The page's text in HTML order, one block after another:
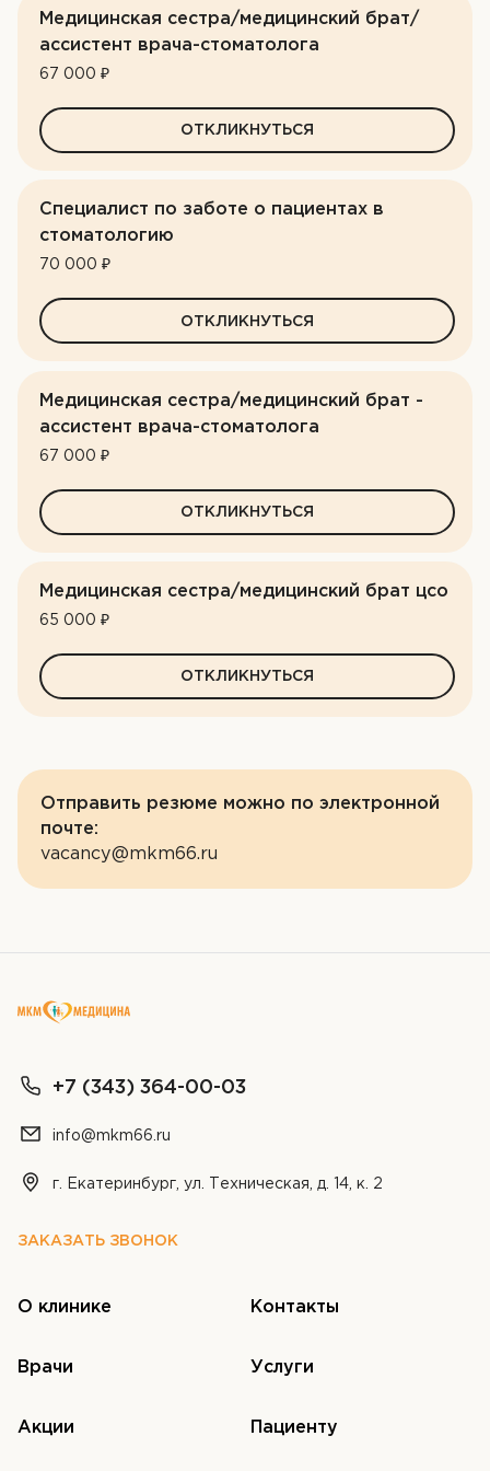
Медицинская сестра/медицинский брат/
ассистент врача-стоматолога
67 000 ₽
ОТКЛИКНУТЬСЯ
Специалист по заботе о пациентах в
стоматологию
70 000 ₽
ОТКЛИКНУТЬСЯ
Медицинская сестра/медицинский брат -
ассистент врача-стоматолога
67 000 ₽
ОТКЛИКНУТЬСЯ
Медицинская сестра/медицинский брат цсо
65 000 ₽
ОТКЛИКНУТЬСЯ
Отправить резюме можно по электронной
почте:
vacancy@mkm66.ru
+7 (343) 364-00-03
info@mkm66.ru
г. Екатеринбург, ул. Техническая, д. 14, к. 2
ЗАКАЗАТЬ ЗВОНОК
О клинике
Врачи
Акции
Контакты
Услуги
Пациенту